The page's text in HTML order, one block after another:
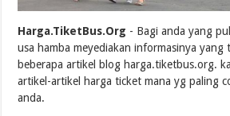
Harga.TiketBus.Org - Bagi anda yang
usa hamba meyediakan informasinya yang
beberapa artikel blog harga.tiketbus.org.
artikel-artikel harga ticket mana yg paling
anda.